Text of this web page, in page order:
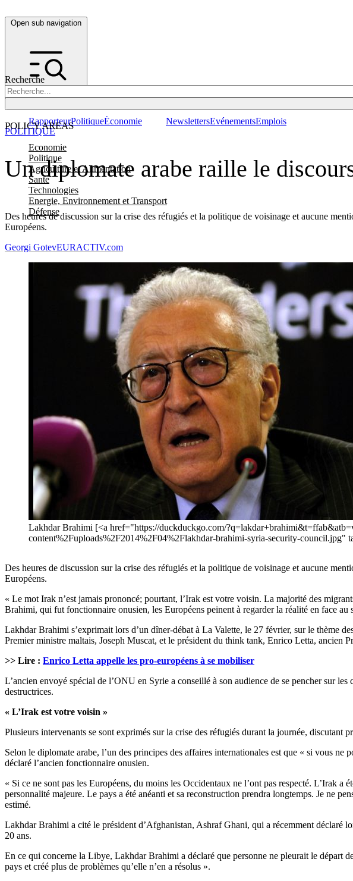
Open sub navigation
Recherche
POLICY AREAS
Economie
Politique
Agriculture et Alimentation
Santé
Technologies
Energie, Environnement et Transport
Défense
RapporteurPolitiqueÉconomie NewslettersEvénementsEmplois
Un diplomate arabe raille le
Des heures de discussion sur la crise des réfugiés et la politique de voisinage et aucune
Européens.
POLITIQUE
Georgi GotevEURACTIV.com
Lakhdar Brahimi [<a href="https://duckduckgo.com/
content%2Fuploads%2F2014%2F04%2Flakhdar-brahimi-syria-security-
Des heures de discussion sur la crise des réfugiés et la politique de voisinage et aucune
Européens.
« Le mot Irak n’est jamais prononcé; pourtant, l’Irak est votre voisin. La majorité des
Brahimi, qui fut fonctionnaire onusien, les Européens peinent à regarder la réalité en face au
Lakhdar Brahimi s’exprimait lors d’un dîner-débat à La Valette, le 27 février, sur le thème
Premier ministre maltais, Joseph Muscat, et le président du think tank, Enrico Letta, ancien
>> Lire : Enrico Letta appelle les pro-européens à se mobiliser
L’ancien envoyé spécial de l’ONU en Syrie a conseillé à son audience de se pencher sur
destructrices.
« L’Irak est votre voisin »
Plusieurs intervenants se sont exprimés sur la crise des réfugiés durant la journée, discutant
Selon le diplomate arabe, l’un des principes des affaires internationales est que « si vous
déclaré l’ancien fonctionnaire onusien.
« Si ce ne sont pas les Européens, du moins les Occidentaux ne l’ont pas respecté. L’Irak
personnalité majeure. Le pays a été anéanti et sa reconstruction prendra longtemps. Je ne
estimé.
Lakhdar Brahimi a cité le président d’Afghanistan, Ashraf Ghani, qui a récemment déclaré
20 ans.
En ce qui concerne la Libye, Lakhdar Brahimi a déclaré que personne ne pleurait le départ
pays et créé plus de problèmes qu’elle n’en a résolus ».